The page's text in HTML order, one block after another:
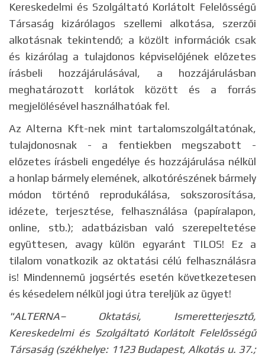
Kereskedelmi és Szolgáltató Korlátolt Felelősségű
Társaság kizárólagos szellemi alkotása, szerzői
alkotásnak tekintendő; a közölt információk csak
és kizárólag a tulajdonos képviselőjének előzetes
írásbeli hozzájárulásával, a hozzájárulásban
meghatározott korlátok között és a forrás
megjelölésével használhatóak fel.
Az Alterna Kft-nek mint tartalomszolgáltatónak,
tulajdonosnak - a fentiekben megszabott -
előzetes írásbeli engedélye és hozzájárulása nélkül
a honlap bármely elemének, alkotórészének bármely
módon történő reprodukálása, sokszorosítása,
idézete, terjesztése, felhasználása (papíralapon,
online, stb.); adatbázisban való szerepeltetése
együttesen, avagy külön egyaránt TILOS! Ez a
tilalom vonatkozik az oktatási célú felhasználásra
is! Mindennemű jogsértés esetén következetesen
és késedelem nélkül jogi útra tereljük az ügyet!
"ALTERNA– Oktatási, Ismeretterjesztő,
Kereskedelmi és Szolgáltató Korlátolt Felelősségű
Társaság (székhelye: 1123 Budapest, Alkotás u. 37.;